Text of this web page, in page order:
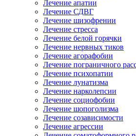
Лечение апатии
Лечение СДВГ
Лечение шизофрении
Лечение стресса
Лечение белой горячки
Лечение нервных тиков
Лечение агорафобии
Лечение пограничного
Лечение психопатии
Лечение лунатизма
Лечение нарколепсии
Лечение социофобии
Лечение шопоголизма
Лечение созависимости
Лечение агрессии